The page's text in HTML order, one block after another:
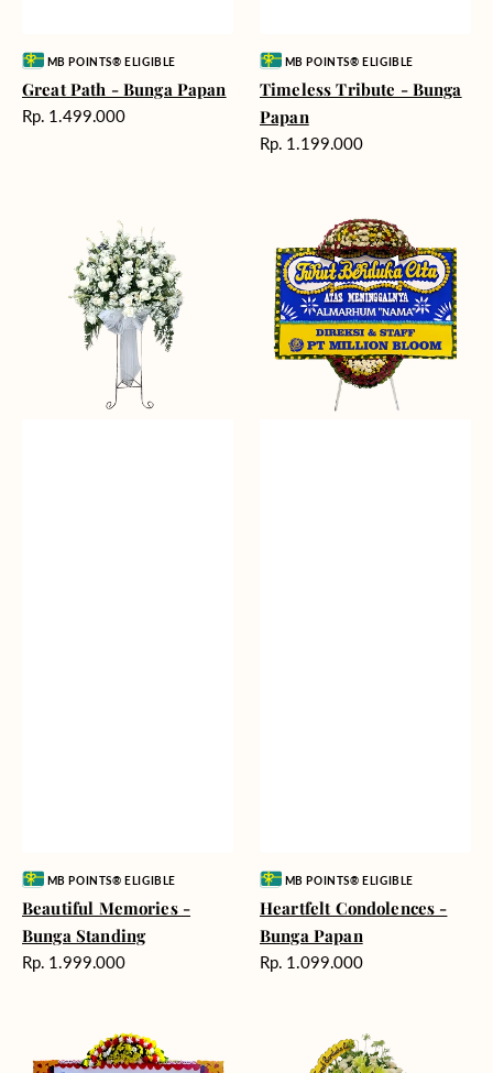
Vendor:MB POINTS® ELIGIBLE
Great Path - Bunga Papan
Harga
Rp. 1.499.000
Vendor:MB POINTS® ELIGIBLE
Timeless Tribute - Bunga
Papan
Harga
Rp. 1.199.000
Memories
Standing
Vendor:MB POINTS® ELIGIBLE
Beautiful Memories -
Bunga Standing
Harga
Rp. 1.999.000
Condolences
Bunga
Papan
Vendor:MB POINTS® ELIGIBLE
Heartfelt Condolences -
Bunga Papan
Harga
Rp. 1.099.000
To
Sympathy